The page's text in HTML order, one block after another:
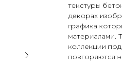
текстуры
декорах
графика
материалами.
коллекции
повторяются